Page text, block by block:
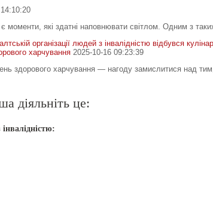
моменти, які здатні наповнювати світлом. Одним з
організації людей з інвалідністю відбувся
харчування 2025-10-16 09:23:39
здорового харчування — нагоду замислитися над
діяльніть це: